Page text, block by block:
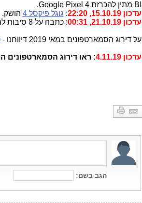
BI מתין להכרזת Google Pixel 4.
עדכון 15.10.19, 22:20
: גוגל פיקסל 4
הושק.
עדכון 21.10.19, 00:31
: כתבה על 8 סיבות להעדפת גוגל פיקסל 3 על גוגל פיקסל 4 -
על דירוג הסמארטפונים במאי 2019 דיווחנו -
עדכון 4.11.19 : ראו דירוג הסמארטפונים